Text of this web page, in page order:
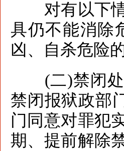
对有以下情
具仍不能消除
凶、自杀危险
(二)禁闭处
禁闭报狱政部
门同意对罪犯
期、提前解除